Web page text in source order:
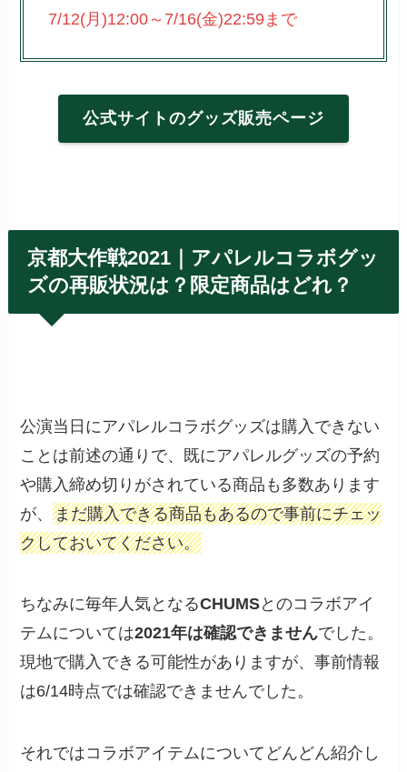
7/12(月)12:00～7/16(金)22:59まで
公式サイトのグッズ販売ページ
京都大作戦2021｜アパレルコラボグッ
ズの再販状況は？限定商品はどれ？
公演当日にアパレルコラボグッズは購入できない
ことは前述の通りで、既にアパレルグッズの予約
や購入締め切りがされている商品も多数あります
が、まだ購入できる商品もあるので事前にチェッ
クしておいてください。
ちなみに毎年人気となるCHUMSとのコラボアイ
テムについては2021年は確認できませんでした。
現地で購入できる可能性がありますが、事前情報
は6/14時点では確認できませんでした。
それではコラボアイテムについてどんどん紹介し